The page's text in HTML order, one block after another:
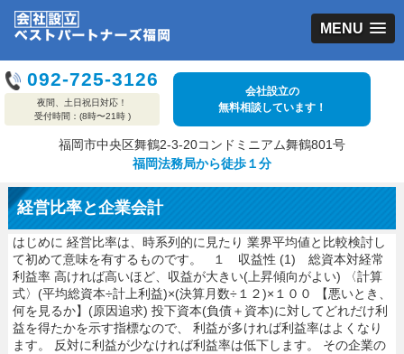
MENU
092-725-3126
夜間、土日祝日対応！
受付時間：(8時〜21時 )
会社設立の
無料相談しています！
福岡市中央区舞鶴2-3-20コンドミニアム舞鶴801号
福岡法務局から徒歩１分
経営比率と企業会計
はじめに 経営比率は、時系列的に見たり 業界平均値と比較検討し
て初めて意味を有するものです。 １ 収益性 (1) 総資本対経常
利益率 高ければ高いほど、収益が大きい(上昇傾向がよい) 〈計算
式〉(平均総資本÷計上利益)×(決算月数÷１２)×１００ 【悪いとき、
何を見るか】(原因追求) 投下資本(負債＋資本)に対してどれだけ利
益を得たかを示す指標なので、 利益が多ければ利益率はよくなり
ます。 反対に利益が少なければ利益率は低下します。 その企業の